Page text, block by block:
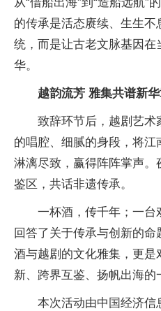
从“借船出海”到“造船远航”
的传承是活态赓续、生生
统，而是让古老文脉基因
华。
越韵流芳 雅集共谱新
致辞环节后，越剧艺
的唱腔、细腻的身段，将
淋漓尽致，赢得阵阵掌声
鉴区，共话非遗传承。
一杯酒，传千年；一台
回答了关于传承与创新的
酒与越剧的文化雅集，更是
新、跨界互鉴、扬帆出海的
本次活动由中国经济